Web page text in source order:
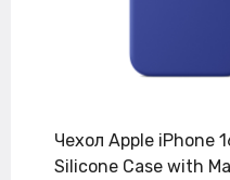
Чехол Apple iPhone
Silicone Case with